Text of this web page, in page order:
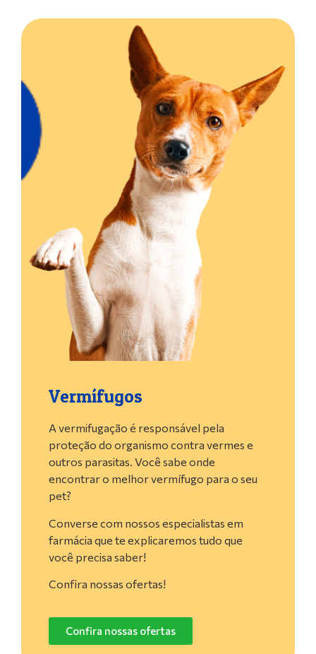
Vermífugos
A vermifugação é responsável pela
proteção do organismo contra vermes e
outros parasitas. Você sabe onde
encontrar o melhor vermífugo para o seu
pet?
Converse com nossos especialistas em
farmácia que te explicaremos tudo que
você precisa saber!
Confira nossas ofertas!
Confira nossas ofertas